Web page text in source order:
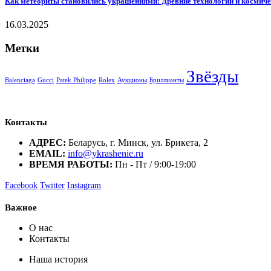
16.03.2025
Метки
Balenciaga Gucci Patek Philippe Rolex Аукционы Бриллианты Звёзды
Контакты
АДРЕС: Беларусь, г. Минск, ул. Брикета, 2
EMAIL: info@ykrashenie.ru
ВРЕМЯ РАБОТЫ: Пн - Пт / 9:00-19:00
Facebook Twitter Instagram
Важное
О нас
Контакты
Наша история